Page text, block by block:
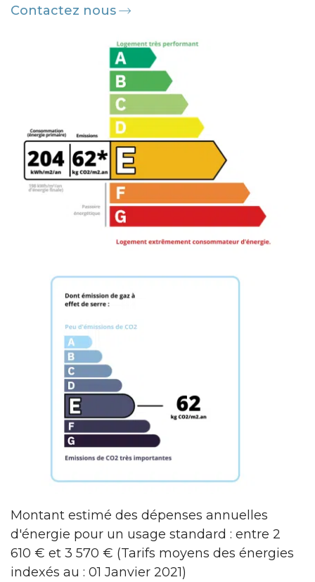
Contactez nous
Montant estimé des dépenses annuelles
d'énergie pour un usage standard : entre 2
610 € et 3 570 € (Tarifs moyens des énergies
indexés au : 01 Janvier 2021)